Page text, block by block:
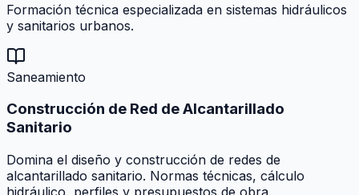
Formación técnica especializada en sistemas hidráulicos
y sanitarios urbanos.
Saneamiento
Construcción de Red de Alcantarillado
Sanitario
Domina el diseño y construcción de redes de
alcantarillado sanitario. Normas técnicas, cálculo